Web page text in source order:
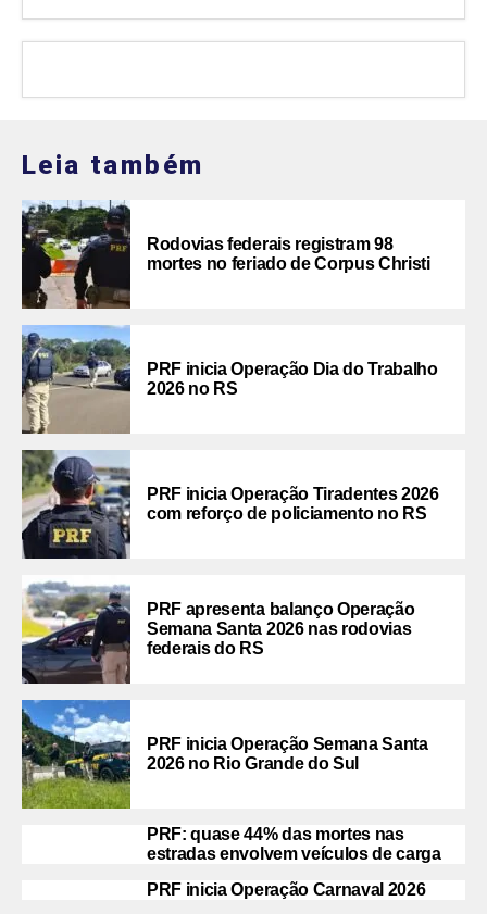
Leia também
Rodovias federais registram 98
mortes no feriado de Corpus Christi
PRF inicia Operação Dia do Trabalho
2026 no RS
PRF inicia Operação Tiradentes 2026
com reforço de policiamento no RS
PRF apresenta balanço Operação
Semana Santa 2026 nas rodovias
federais do RS
PRF inicia Operação Semana Santa
2026 no Rio Grande do Sul
PRF: quase 44% das mortes nas
estradas envolvem veículos de carga
PRF inicia Operação Carnaval 2026